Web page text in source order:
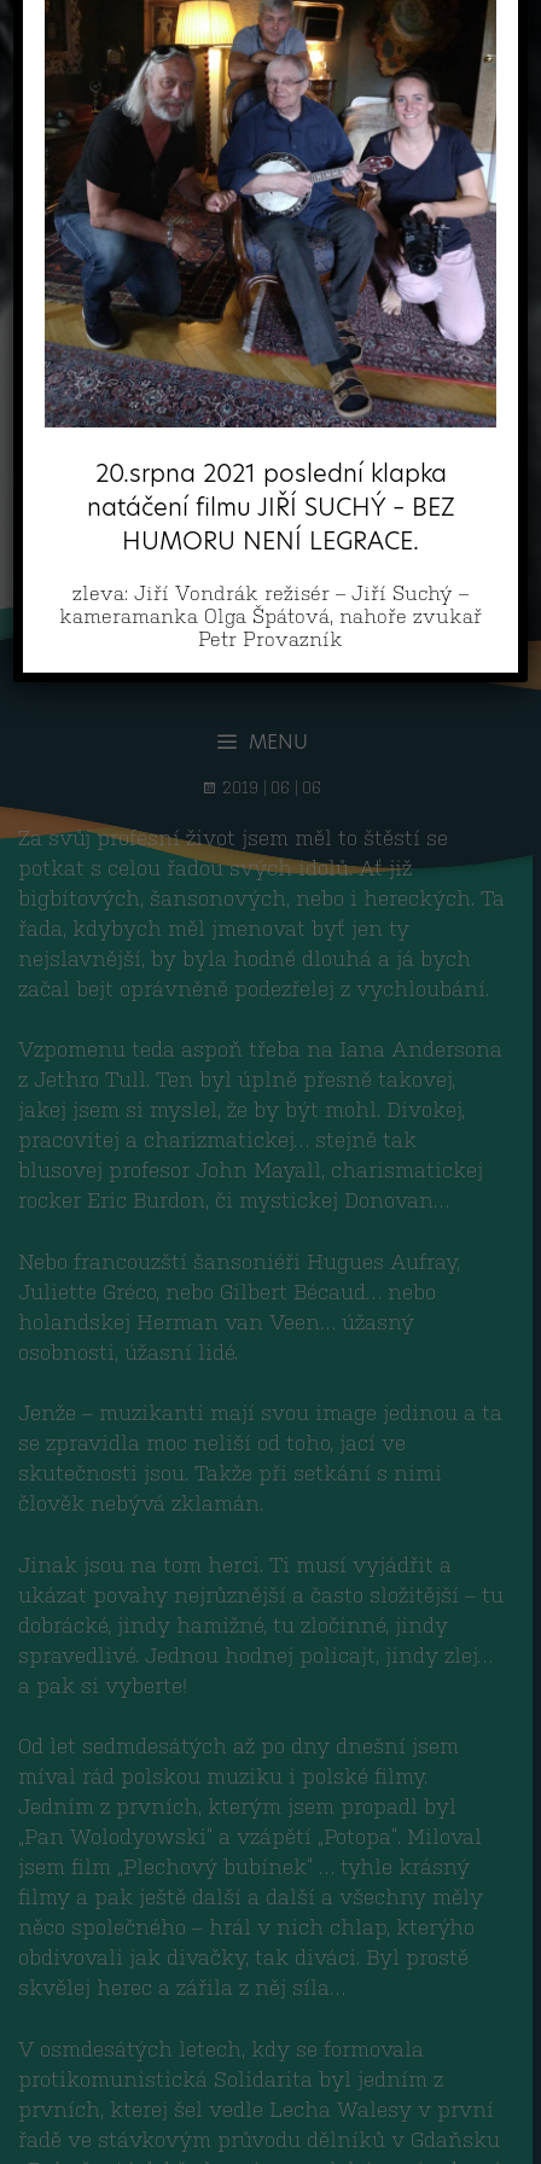
MENU
2019 | 06 | 06
Za svůj profesní život jsem měl to štěstí se
potkat s celou řadou svých idolů. Ať již
bigbítových, šansonových, nebo i hereckých. Ta
řada, kdybych měl jmenovat byť jen ty
nejslavnější, by byla hodně dlouhá a já bych
začal bejt oprávněně podezřelej z vychloubání.
Vzpomenu teda aspoň třeba na Iana Andersona
z Jethro Tull. Ten byl úplně přesně takovej,
jakej jsem si myslel, že by být mohl. Divokej,
pracovitej a charizmatickej… stejně tak
blusovej profesor John Mayall, charismatickej
rocker Eric Burdon, či mystickej Donovan…
Nebo francouzští šansoniéři Hugues Aufray,
Juliette Gréco, nebo Gilbert Bécaud… nebo
holandskej Herman van Veen… úžasný
osobnosti, úžasní lidé.
Jenže – muzikanti mají svou image jedinou a ta
se zpravidla moc neliší od toho, jací ve
skutečnosti jsou. Takže při setkání s nimi
člověk nebývá zklamán.
Jinak jsou na tom herci. Ti musí vyjádřit a
ukázat povahy nejrůznější a často složitější – tu
dobrácké, jindy hamižné, tu zločinné, jindy
spravedlivé. Jednou hodnej policajt, jindy zlej…
a pak si vyberte!
Od let sedmdesátých až po dny dnešní jsem
míval rád polskou muziku i polské filmy.
Jedním z prvních, kterým jsem propadl byl
„Pan Wolodyowski“ a vzápětí „Potopa“. Miloval
jsem film „Plechový bubínek“ … tyhle krásný
filmy a pak ještě další a další a všechny měly
něco společného – hrál v nich chlap, kterýho
obdivovali jak divačky, tak diváci. Byl prostě
skvělej herec a zářila z něj síla…
V osmdesátých letech, kdy se formovala
protikomunistická Solidarita byl jedním z
prvních, kterej šel vedle Lecha Walesy v první
řadě ve stávkovým průvodu dělníků v Gdaňsku
20.srpna 2021 poslední klapka
natáčení filmu JIŘÍ SUCHÝ – BEZ
HUMORU NENÍ LEGRACE.
zleva: Jiří Vondrák režisér – Jiří Suchý –
kameramanka Olga Špátová, nahoře zvukař
Petr Provazník